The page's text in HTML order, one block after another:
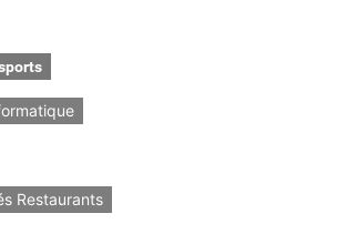
Restaurants